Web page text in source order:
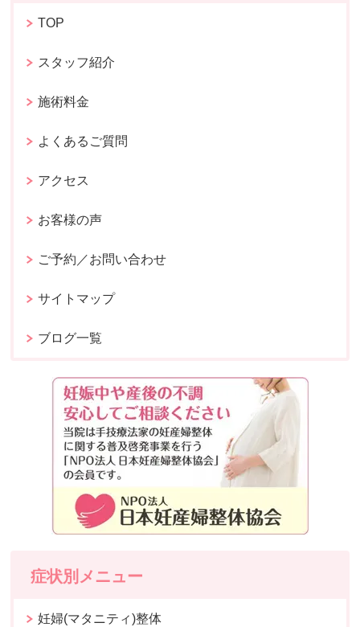
TOP
スタッフ紹介
施術料金
よくあるご質問
アクセス
お客様の声
ご予約／お問い合わせ
サイトマップ
ブログ一覧
症状別メニュー
妊婦(マタニティ)整体